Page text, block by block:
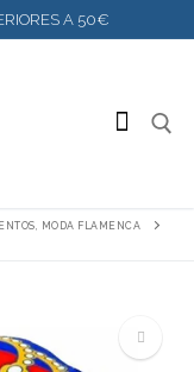
A 50€
MODA FLAMENCA